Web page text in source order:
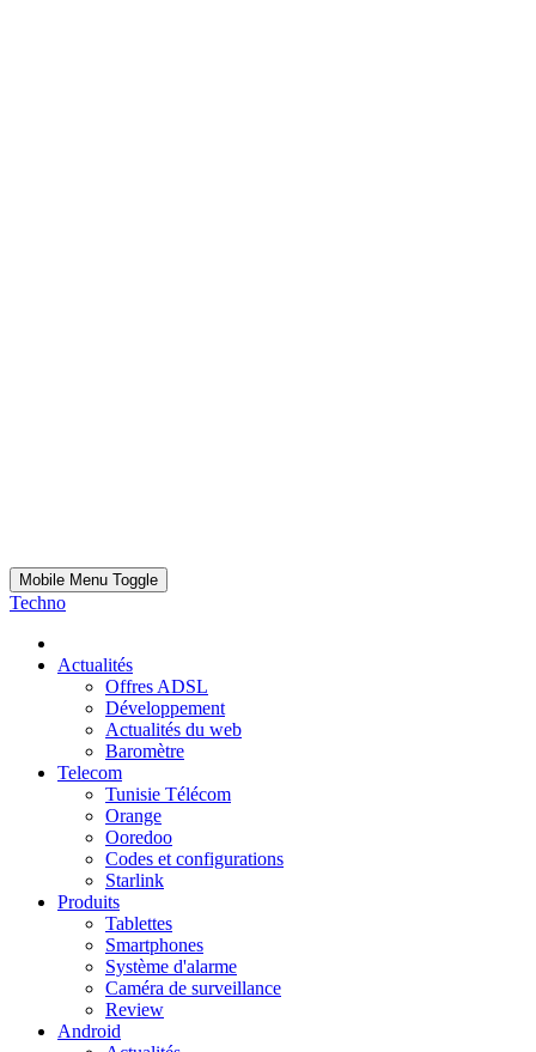
Mobile Menu Toggle
Techno
Actualités
Offres ADSL
Développement
Actualités du web
Baromètre
Telecom
Tunisie Télécom
Orange
Ooredoo
Codes et configurations
Starlink
Produits
Tablettes
Smartphones
Système d'alarme
Caméra de surveillance
Review
Android